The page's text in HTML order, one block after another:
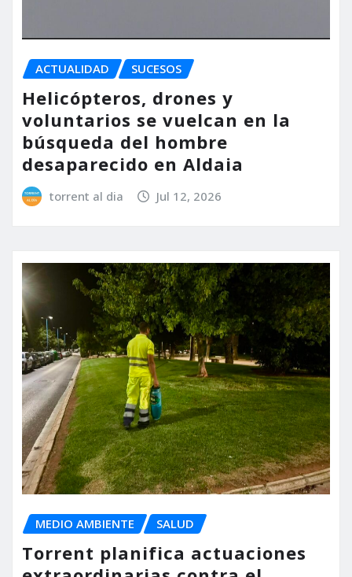
ACTUALIDAD SUCESOS
Helicópteros, drones y
voluntarios se vuelcan en la
búsqueda del hombre
desaparecido en Aldaia
torrent al dia Jul 12, 2026
MEDIO AMBIENTE SALUD
Torrent planifica actuaciones